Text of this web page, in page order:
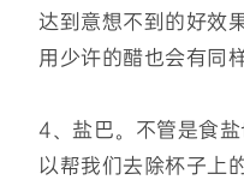
达到意想不到的好效
用少许的醋也会有同
4、盐巴。不管是食
以帮我们去除杯子上